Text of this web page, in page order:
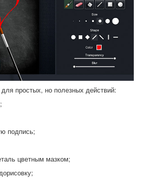
простых, но полезных действий:
подпись;
цветным мазком;